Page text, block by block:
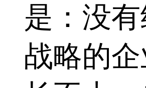
是：没
战略的企